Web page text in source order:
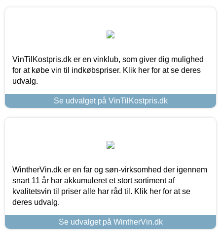
VinTilKostpris.dk er en vinklub, som giver dig mulighed
for at købe vin til indkøbspriser. Klik her for at se deres
udvalg.
Se udvalget på VinTilKostpris.dk
WintherVin.dk er en far og søn-virksomhed der igennem
snart 11 år har akkumuleret et stort sortiment af
kvalitetsvin til priser alle har råd til. Klik her for at se
deres udvalg.
Se udvalget på WintherVin.dk